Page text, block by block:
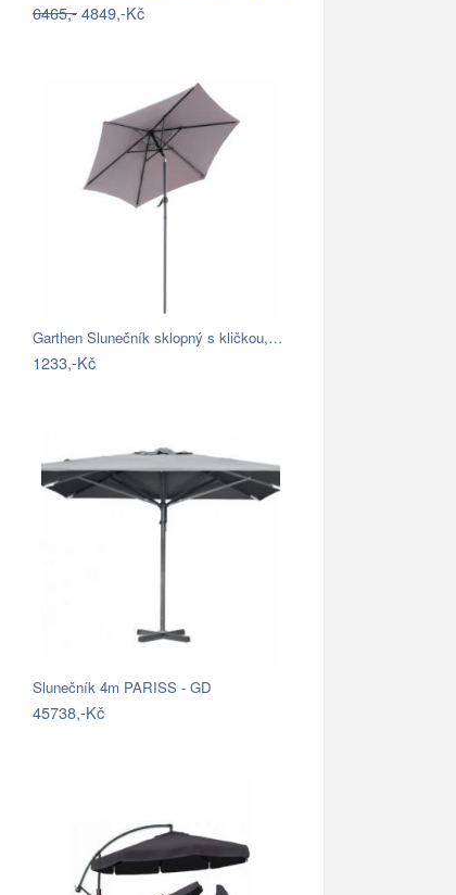
6465,-4849,-Kč
Garthen Slunečník sklopný s kličkou,…
1233,-Kč
Slunečník 4m PARISS - GD
45738,-Kč